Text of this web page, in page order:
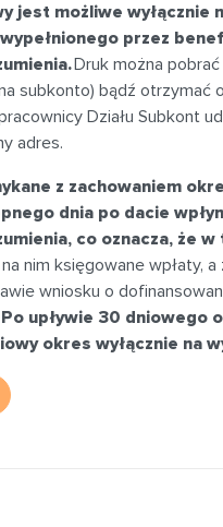
jest możliwe
przez
Druk można
subkonto) bądź otrzymać
Działu Subkont
adres.
z zachowaniem
dnia po dacie
co oznacza, że
nim księgowane wpłaty,
wniosku o
Po upływie 30 dniowego
okres wyłącznie na